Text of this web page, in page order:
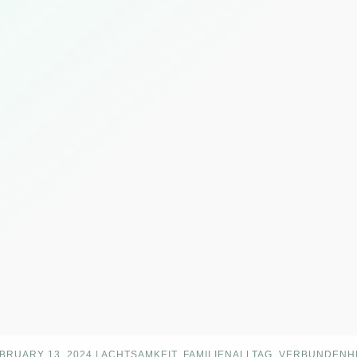
13, 2024 | ACHTSAMKEIT, FAMILIENALLTAG,